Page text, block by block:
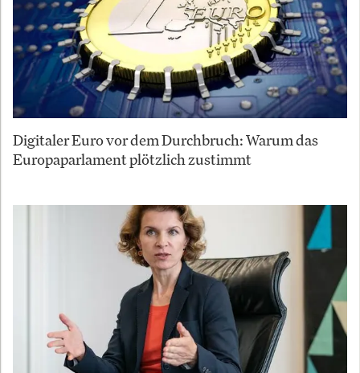
Digitaler Euro vor dem Durchbruch: Warum das
Europaparlament plötzlich zustimmt